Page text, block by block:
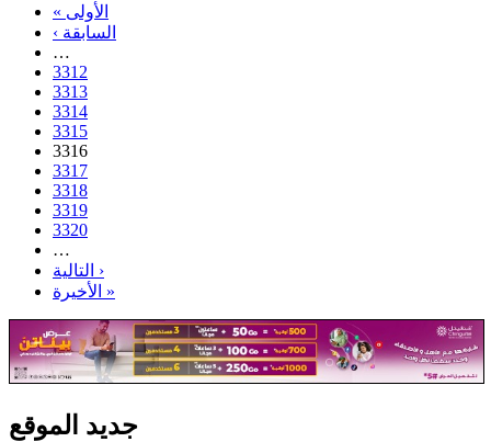
« الأولى
‹ السابقة
…
3312
3313
3314
3315
3316
3317
3318
3319
3320
…
التالية ›
الأخيرة »
جديد الموقع